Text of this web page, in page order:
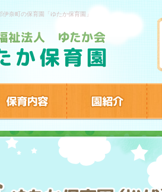
奈町の保育園「ゆたか保育園」